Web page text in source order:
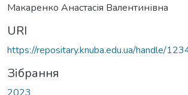
Макаренко Анастасія Валентинівна
URI
https://repositary.knuba.edu.ua/handle/
Зібрання